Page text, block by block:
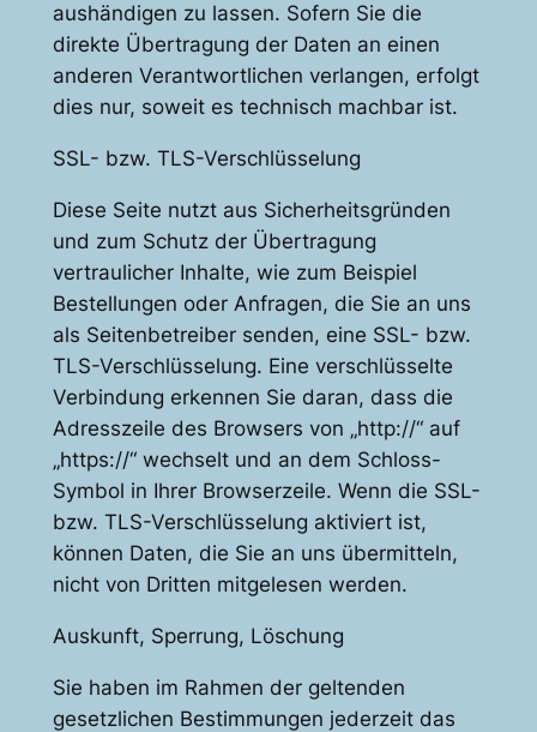
aushändigen zu lassen. Sofern Sie die
direkte Übertragung der Daten an einen
anderen Verantwortlichen verlangen, erfolgt
dies nur, soweit es technisch machbar ist.
SSL- bzw. TLS-Verschlüsselung
Diese Seite nutzt aus Sicherheitsgründen
und zum Schutz der Übertragung
vertraulicher Inhalte, wie zum Beispiel
Bestellungen oder Anfragen, die Sie an uns
als Seitenbetreiber senden, eine SSL- bzw.
TLS-Verschlüsselung. Eine verschlüsselte
Verbindung erkennen Sie daran, dass die
Adresszeile des Browsers von „http://“ auf
„https://“ wechselt und an dem Schloss-
Symbol in Ihrer Browserzeile. Wenn die SSL-
bzw. TLS-Verschlüsselung aktiviert ist,
können Daten, die Sie an uns übermitteln,
nicht von Dritten mitgelesen werden.
Auskunft, Sperrung, Löschung
Sie haben im Rahmen der geltenden
gesetzlichen Bestimmungen jederzeit das